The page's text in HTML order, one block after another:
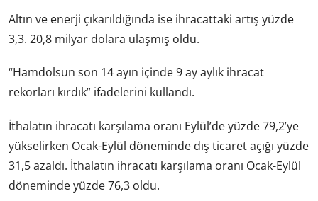
Altın ve enerji çıkarıldığında ise ihracattaki artış yüzde
3,3. 20,8 milyar dolara ulaşmış oldu.
“Hamdolsun son 14 ayın içinde 9 ay aylık ihracat
rekorları kırdık” ifadelerini kullandı.
İthalatın ihracatı karşılama oranı Eylül’de yüzde 79,2’ye
yükselirken Ocak-Eylül döneminde dış ticaret açığı yüzde
31,5 azaldı. İthalatın ihracatı karşılama oranı Ocak-Eylül
döneminde yüzde 76,3 oldu.